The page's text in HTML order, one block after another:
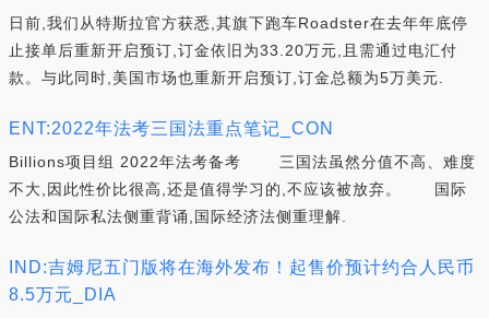
日前,我们从特斯拉官方获悉,其旗下跑车Roadster在去年年底停
止接单后重新开启预订,订金依旧为33.20万元,且需通过电汇付
款。与此同时,美国市场也重新开启预订,订金总额为5万美元.
ENT:2022年法考三国法重点笔记_CON
Billions项目组 2022年法考备考 三国法虽然分值不高、难度
不大,因此性价比很高,还是值得学习的,不应该被放弃。 国际
公法和国际私法侧重背诵,国际经济法侧重理解.
IND:吉姆尼五门版将在海外发布！起售价预计约合人民币
8.5万元_DIA